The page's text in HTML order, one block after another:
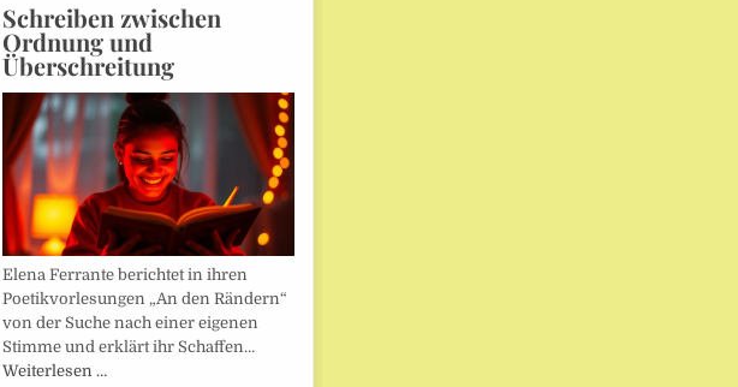
Schreiben zwischen
Ordnung und
Überschreitung
Elena Ferrante berichtet in ihren
Poetikvorlesungen „An den Rändern“
von der Suche nach einer eigenen
Stimme und erklärt ihr Schaffen…
Weiterlesen …